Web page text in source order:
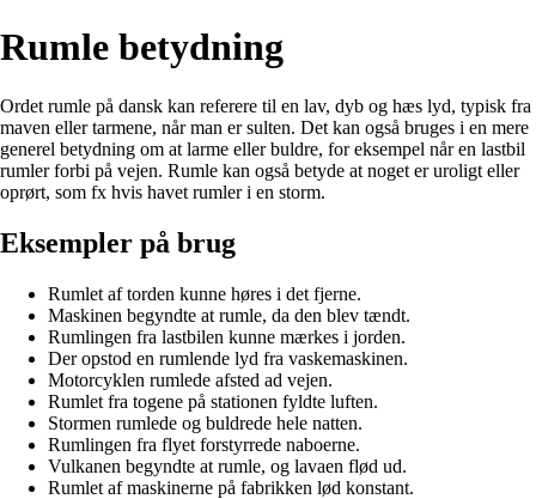
Rumle betydning
Ordet rumle på dansk kan referere til en lav, dyb og hæs lyd, typisk fra
maven eller tarmene, når man er sulten. Det kan også bruges i en mere
generel betydning om at larme eller buldre, for eksempel når en lastbil
rumler forbi på vejen. Rumle kan også betyde at noget er uroligt eller
oprørt, som fx hvis havet rumler i en storm.
Eksempler på brug
Rumlet af torden kunne høres i det fjerne.
Maskinen begyndte at rumle, da den blev tændt.
Rumlingen fra lastbilen kunne mærkes i jorden.
Der opstod en rumlende lyd fra vaskemaskinen.
Motorcyklen rumlede afsted ad vejen.
Rumlet fra togene på stationen fyldte luften.
Stormen rumlede og buldrede hele natten.
Rumlingen fra flyet forstyrrede naboerne.
Vulkanen begyndte at rumle, og lavaen flød ud.
Rumlet af maskinerne på fabrikken lød konstant.